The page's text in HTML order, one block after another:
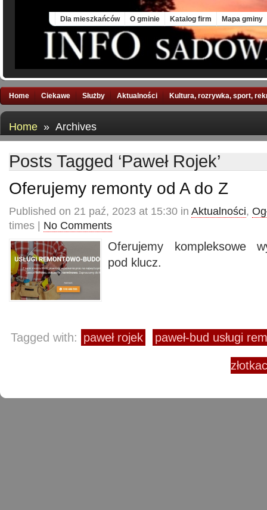
Dla mieszkańców O gminie Katalog firm Mapa gminy
Home Ciekawe Służby Aktualności Kultura, rozrywka, sport,
Home » Archives
Posts Tagged ‘Paweł Rojek’
Oferujemy remonty od A do Z
Published on 21 paź, 2023 at 15:30 in Aktualności,
times | No Comments
Oferujemy kompleksowe
pod klucz.
Tagged with: paweł rojek paweł-bud usługi